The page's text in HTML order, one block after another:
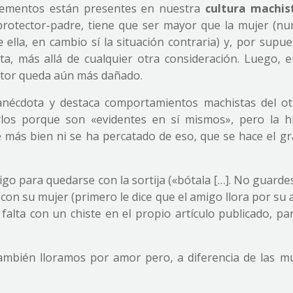
están presentes en nuestra cultura
padre, tiene que ser mayor que la mujer
en cambio sí la situación contraria) y, por
más allá de cualquier otra consideración. Luego,
queda aún más dañado.
y destaca comportamientos machistas del
porque son «evidentes en sí mismos», pero la
bien ni se ha percatado de eso, que se hace el
para quedarse con la sortija («bótala […]. No
su mujer (primero le dice que el amigo llora por su
con un chiste en el propio artículo publicado,
lloramos por amor pero, a diferencia de las